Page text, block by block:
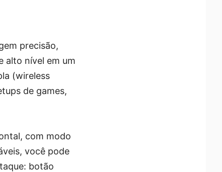
precisão,
alto nível em um
(wireless
de games,
com modo
você pode
botão